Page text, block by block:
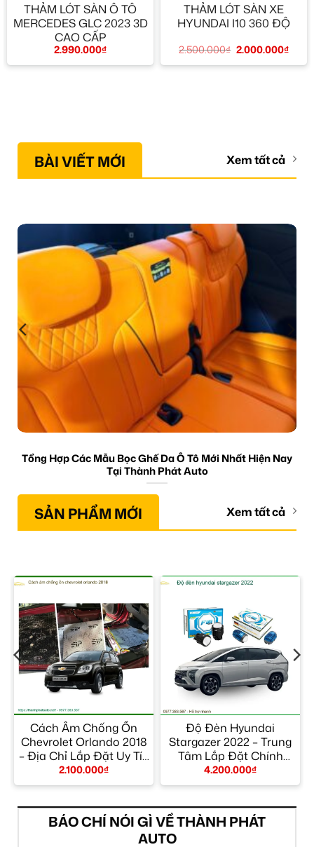
THẢM LÓT SÀN Ô TÔ
MERCEDES GLC 2023 3D
CAO CẤP
2.990.000₫
THẢM LÓT SÀN XE
HYUNDAI I10 360 ĐỘ
2.500.000₫ 2.000.000₫
BÀI VIẾT MỚI Xem tất cả
Tổng Hợp Các Mẫu Bọc Ghế Da Ô Tô Mới Nhất Hiện Nay
Tại Thành Phát Auto
SẢN PHẨM MỚI Xem tất cả
Cách Âm Chống Ồn
Chevrolet Orlando 2018
– Địa Chỉ Lắp Đặt Uy Tín
TPHCM
2.100.000₫
Độ Đèn Hyundai
Stargazer 2022 – Trung
Tâm Lắp Đặt Chính
Hãng Giá Tốt TPHCM
4.200.000₫
BÁO CHÍ NÓI GÌ VỀ THÀNH PHÁT
AUTO